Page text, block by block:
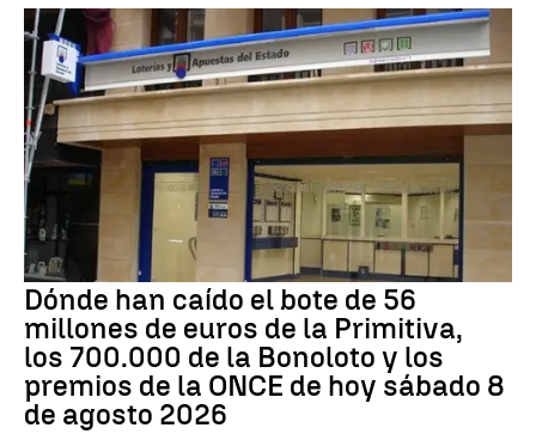
Dónde han caído el bote de 56
millones de euros de la Primitiva,
los 700.000 de la Bonoloto y los
premios de la ONCE de hoy sábado 8
de agosto 2026